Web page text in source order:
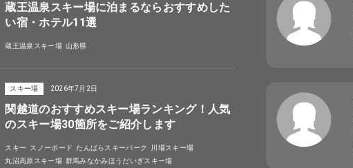
蔵王温泉スキー場に泊まるならおすすめした
い宿・ホテル11選
蔵王温泉スキー場 山形県
スキー場 2026年7月2日
関越道のおすすめスキー場ランキング！人気
のスキー場30箇所をご紹介します
スキー スノーボード たんばらスキーパーク
川場スキー場
丸沼高原スキー場 群馬みなかみほうだいぎスキー場